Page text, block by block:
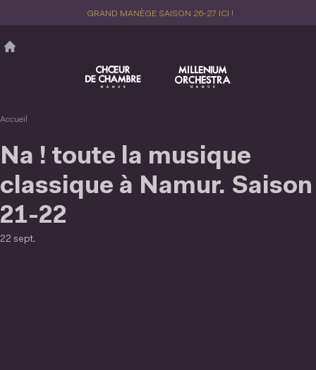
principal
GRAND MANÈGE SAISON 26-27 ICI !
Accueil
Na ! toute la musique
classique à Namur. Saison
21-22
22 sept.